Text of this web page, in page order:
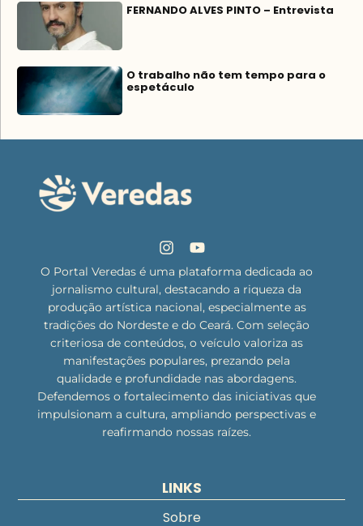
FERNANDO ALVES PINTO – Entrevista
O trabalho não tem tempo para o
espetáculo
O Portal Veredas é uma plataforma dedicada ao
jornalismo cultural, destacando a riqueza da
produção artística nacional, especialmente as
tradições do Nordeste e do Ceará. Com seleção
criteriosa de conteúdos, o veículo valoriza as
manifestações populares, prezando pela
qualidade e profundidade nas abordagens.
Defendemos o fortalecimento das iniciativas que
impulsionam a cultura, ampliando perspectivas e
reafirmando nossas raízes.
LINKS
Sobre